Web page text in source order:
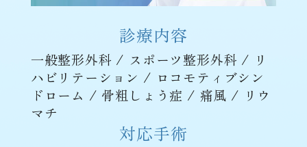
診療内容
一般整形外科 / スポーツ整形外科 / リ
ハビリテーション / ロコモティブシン
ドローム / 骨粗しょう症 / 痛風 / リウ
マチ
対応手術